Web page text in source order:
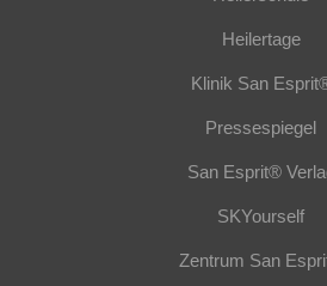
Heilertage
Klinik San
Pressespiegel
San Esprit®
SKYourself
Zentrum San